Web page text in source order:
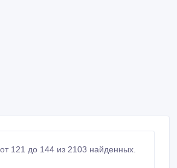
121 до 144 из 2103 найденных.